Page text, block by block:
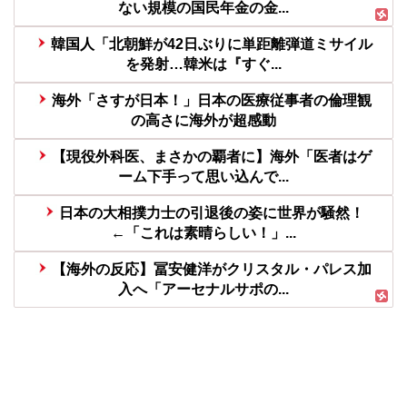
ない規模の国民年金の金...
韓国人「北朝鮮が42日ぶりに単距離弾道ミサイル
を発射…韓米は『すぐ...
海外「さすが日本！」日本の医療従事者の倫理観
の高さに海外が超感動
【現役外科医、まさかの覇者に】海外「医者はゲ
ーム下手って思い込んで...
日本の大相撲力士の引退後の姿に世界が騒然！
←「これは素晴らしい！」...
【海外の反応】冨安健洋がクリスタル・パレス加
入へ「アーセナルサポの...